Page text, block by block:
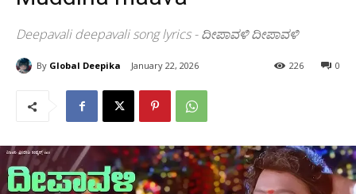
Deepavali deepavali song lyrics - ದೀಪಾವಳಿ ದೀಪಾವಳಿ
By Global Deepika January 22, 2026 0
226